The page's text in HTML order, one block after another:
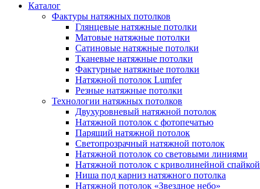
Каталог
Фактуры натяжных потолков
Глянцевые натяжные потолки
Матовые натяжные потолки
Сатиновые натяжные потолки
Тканевые натяжные потолки
Фактурные натяжные потолки
Натяжной потолок Lumfer
Резные натяжные потолки
Технологии натяжных потолков
Двухуровневый натяжной потолок
Натяжной потолок с фотопечатью
Парящий натяжной потолок
Светопрозрачный натяжной потолок
Натяжной потолок со световыми линиями
Натяжной потолок с криволинейной спайкой
Ниша под карниз натяжного потолка
Натяжной потолок «Звездное небо»